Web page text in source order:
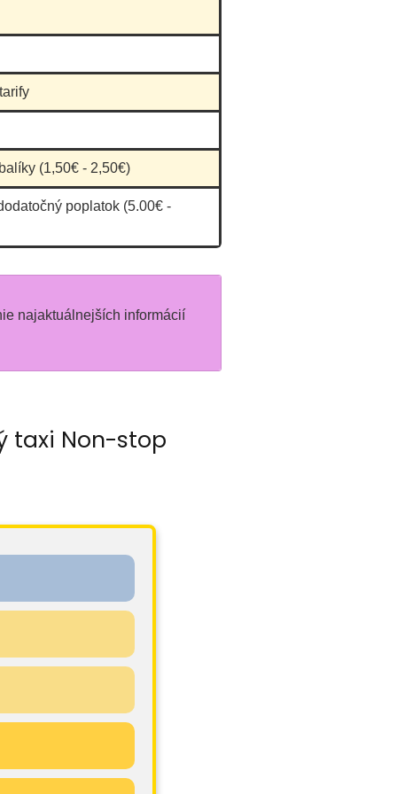
urcite uz
teda aspon co
tej "milej"
(1,50€ - 2,50€)
poplatok (5.00€ -
najaktuálnejších informácií
taxi Non-stop